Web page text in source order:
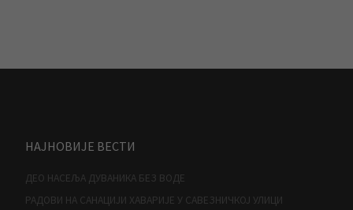
НАЈНОВИЈЕ ВЕСТИ
ДЕО НАСЕЉА ДУВАНИКА БЕЗ ВОДЕ
РАДОВИ НА САНАЦИЈИ ХАВАРИЈЕ У САВЕЗНИЧКОЈ УЛИЦИ